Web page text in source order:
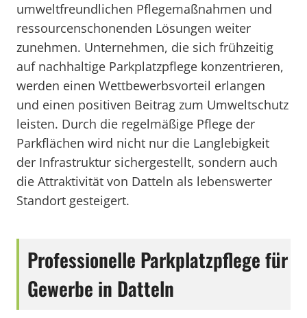
umweltfreundlichen Pflegemaßnahmen und
ressourcenschonenden Lösungen weiter
zunehmen. Unternehmen, die sich frühzeitig
auf nachhaltige Parkplatzpflege konzentrieren,
werden einen Wettbewerbsvorteil erlangen
und einen positiven Beitrag zum Umweltschutz
leisten. Durch die regelmäßige Pflege der
Parkflächen wird nicht nur die Langlebigkeit
der Infrastruktur sichergestellt, sondern auch
die Attraktivität von Datteln als lebenswerter
Standort gesteigert.
Professionelle Parkplatzpflege für
Gewerbe in Datteln